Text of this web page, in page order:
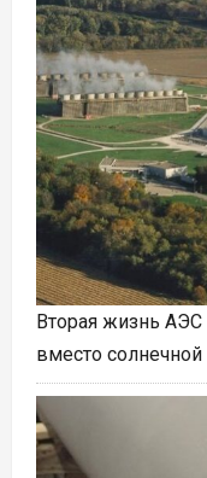
Вторая жизнь АЭС
вместо солнечной